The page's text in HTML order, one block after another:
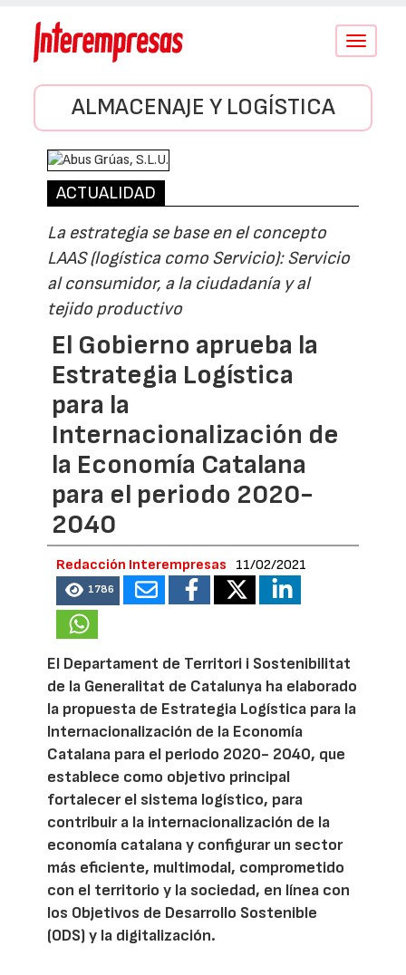
Conmutar
ALMACENAJE Y LOGÍSTICA
ACTUALIDAD
La estrategia se base en el concepto
LAAS (logística como Servicio): Servicio
al consumidor, a la ciudadanía y al
tejido productivo
El Gobierno aprueba la
Estrategia Logística
para la
Internacionalización de
la Economía Catalana
para el periodo 2020-
2040
Redacción Interempresas 11/02/2021
1786
El Departament de Territori i Sostenibilitat
de la Generalitat de Catalunya ha elaborado
la propuesta de Estrategia Logística para la
Internacionalización de la Economía
Catalana para el periodo 2020- 2040, que
establece como objetivo principal
fortalecer el sistema logístico, para
contribuir a la internacionalización de la
economía catalana y configurar un sector
más eficiente, multimodal, comprometido
con el territorio y la sociedad, en línea con
los Objetivos de Desarrollo Sostenible
(ODS) y la digitalización.